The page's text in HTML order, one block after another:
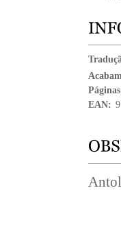
EAN: